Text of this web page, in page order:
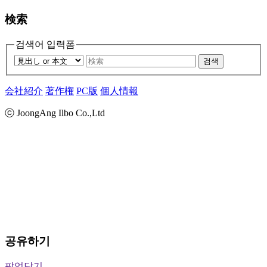
検索
검색어 입력폼
검색
会社紹介 著作権 PC版 個人情報
ⓒ JoongAng Ilbo Co.,Ltd
공유하기